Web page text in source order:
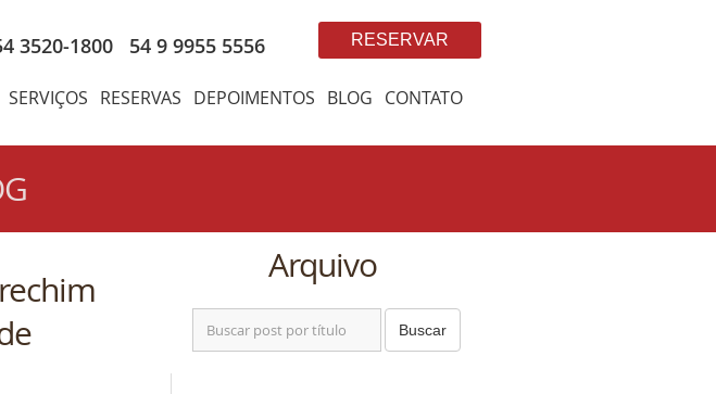
3520-1800 54 9 9955 5556 RESERVAR
SERVIÇOS RESERVAS DEPOIMENTOS BLOG CONTATO
Arquivo
Buscar